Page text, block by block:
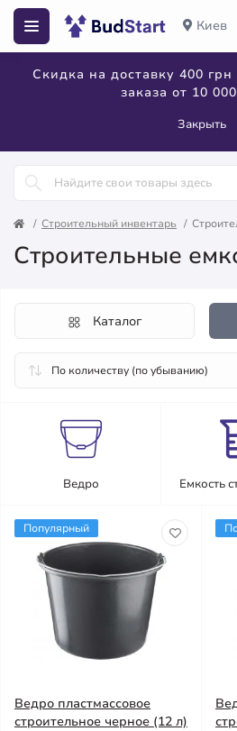
Киев
Скидка на доставку 400
заказа от 10
Закрыть
Строительный инвентарь
Строительные
Каталог
Ведро Емкость
Популярный
Ведро пластмассовое
строительное черное (12 л)